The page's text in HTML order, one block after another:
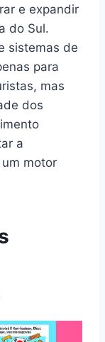
e expandir
do Sul.
sistemas de
para
mas
dos
a
motor